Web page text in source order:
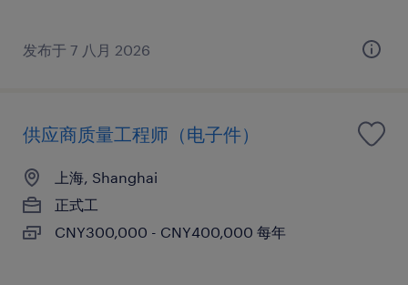
发布于 7 八月 2026
供应商质量工程师（电子件）
上海, Shanghai
正式工
CNY300,000 - CNY400,000 每年